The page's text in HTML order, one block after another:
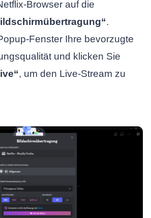
Browser auf die
.
Fenster Ihre bevorzugte
und klicken Sie
, um den Live-Stream zu